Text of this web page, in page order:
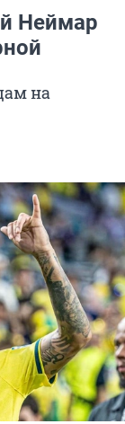
Неймар
на